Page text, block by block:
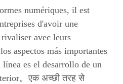
numériques, il est
d'avoir une
avec leurs
aspectos más importantes
línea es el desarrollo de un
。एक अच्छी तरह से